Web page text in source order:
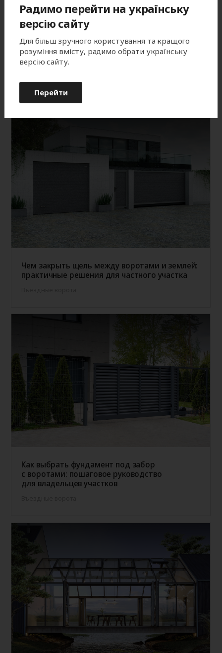
Как ухаживать за откатными воротами зимой:
Въездные ворота
Чем закрыть щель между воротами и землей:
практичные решения для частного участка
Как выбрать фундамент под забор
с воротами: пошаговое руководство
для владельцев участков
Радимо перейти на українську
версію сайту
Для більш зручного користування та кращого
розуміння вмісту, радимо обрати українську
версію сайту.
Перейти